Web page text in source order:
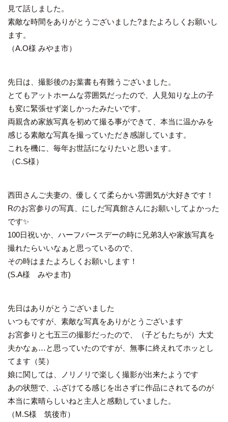
見て話しました。
素敵な時間をありがとうございました?またよろしくお願いし
ます。
（A.O様 みやま市）
先日は、撮影後のお葉書も有難うございました。
とてもアットホームな雰囲気だったので、人見知りな上の子
も変に緊張せず楽しかったみたいです。
両親含め家族写真を初めて撮る事ができて、本当に温かみを
感じる素敵な写真を撮っていただき感謝しています。
これを機に、毎年お世話になりたいと思います。
（C.S様）
西田さんご夫妻の、優しくて柔らかい雰囲気が大好きです！
Rのお宮参りの写真、にしだ写真館さんにお願いしてよかった
です✨
100日祝いか、ハーフバースデーの時に兄弟3人や家族写真を
撮れたらいいなぁと思っているので、
その時はまたよろしくお願いします！
(S.A様 みやま市)
先日はありがとうございました
いつもですが、素敵な写真をありがとうございます
お宮参りと七五三の撮影だったので、（子どもたちが）大丈
夫かなぁ…と思っていたのですが、無事に終えれてホッとし
てます（笑）
娘に関しては、ノリノリで楽しく撮影が出来たようです
あの状態で、ふざけてる感じを出さずに作品にされてるのが
本当に素晴らしいねと主人と感動していました。
（M.S様 筑後市）